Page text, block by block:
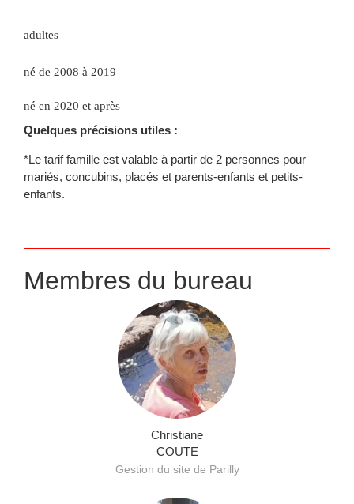
adultes
né de 2008 à 2019
né en 2020 et après
Quelques précisions utiles :
*Le tarif famille est valable à partir de 2 personnes pour
mariés, concubins, placés et parents-enfants et petits-
enfants.
Membres du bureau
Christiane
COUTE
Gestion du site de Parilly